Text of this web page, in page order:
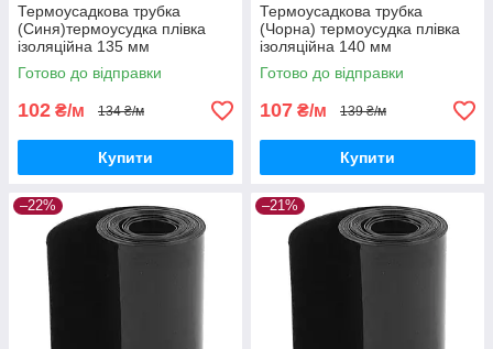
Термоусадкова трубка
(Синя)термоусудка плівка
ізоляційна 135 мм
Готово до відправки
102 ₴/м 134 ₴/м
Купити
Термоусадкова трубка
(Чорна) термоусудка плівка
ізоляційна 140 мм
Готово до відправки
107 ₴/м 139 ₴/м
Купити
–22% –21%